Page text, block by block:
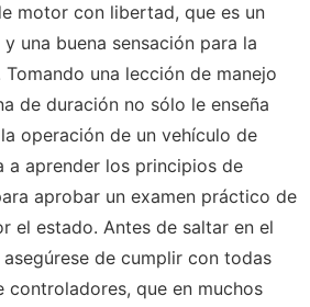
motor con libertad, que es un
una buena sensación para la
una lección de manejo
de duración no sólo le enseña
operación de un vehículo de
a aprender los principios de
aprobar un examen práctico de
el estado. Antes de saltar en el
de cumplir con todas
controladores, que en muchos